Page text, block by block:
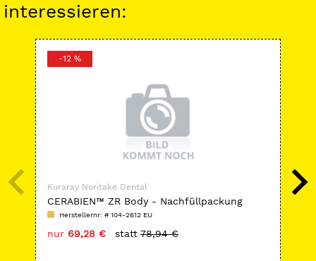
interessieren:
-12 %
Kuraray Noritake Dental
CERABIEN™ ZR Body - Nachfüllpackung
Herstellernr: # 104-2612 EU
nur 69,28 € statt 78,94 €